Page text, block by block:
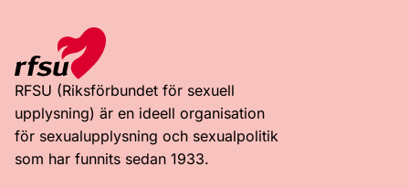
RFSU (Riksförbundet för sexuell
upplysning) är en ideell organisation
för sexualupplysning och sexualpolitik
som har funnits sedan 1933.